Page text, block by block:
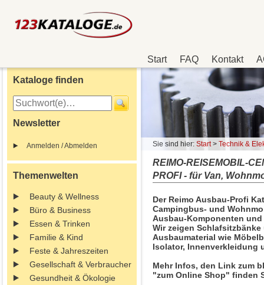
Start FAQ Kontakt
Kataloge finden
Newsletter
Anmelden / Abmelden
Themenwelten
Beauty & Wellness
Büro & Business
Essen & Trinken
Familie & Kind
Feste & Jahreszeiten
Gesellschaft & Verbraucher
Gesundheit & Ökologie
Sie sind hier: Start> Technik &
REIMO-REISEMOBIL-
PROFI - für Van,
Der Reimo Ausbau-Profi
Campingbus- und
Ausbau-Komponenten
Wir zeigen
Ausbaumaterial wie
Isolator, Innenverkleidung
Mehr Infos, den Link zum
"zum Online Shop" finden